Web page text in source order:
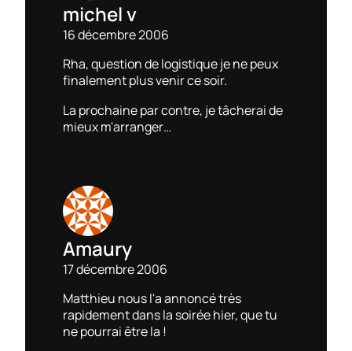
michel v
16 décembre 2006
Rha, question de logistique je ne peux
finalement plus venir ce soir.
La prochaine par contre, je tâcherai de
mieux m'arranger…
Amaury
17 décembre 2006
Matthieu nous l'a annoncé très
rapidement dans la soirée hier, que tu
ne pourrai être la !